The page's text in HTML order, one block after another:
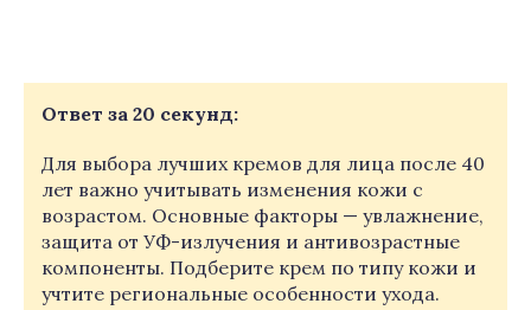
Ответ за 20 секунд:
Для выбора лучших кремов для лица после 40
лет важно учитывать изменения кожи с
возрастом. Основные факторы — увлажнение,
защита от УФ-излучения и антивозрастные
компоненты. Подберите крем по типу кожи и
учтите региональные особенности ухода.